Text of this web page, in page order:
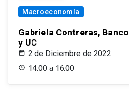
Macroeconomía
Gabriela Contreras,
y UC
2 de Diciembre de 2022
14:00 a 16:00